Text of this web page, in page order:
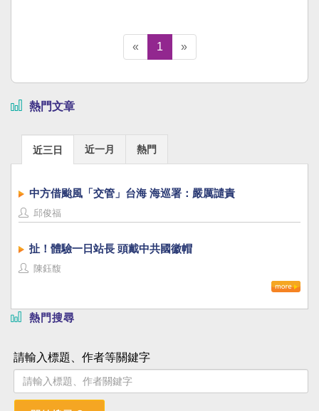
« 1 »
熱門文章
近三日 近一月 熱門
中方借颱風「交管」台海 海巡署：嚴厲譴責
邱俊福
扯！體驗一日站長 頭戴中共國徽帽
陳鈺馥
熱門搜尋
請輸入標題、作者等關鍵字